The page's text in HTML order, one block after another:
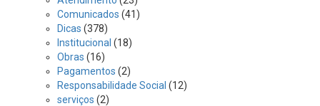
Comunicados (41)
Dicas (378)
Institucional (18)
Obras (16)
Pagamentos (2)
Responsabilidade Social (12)
serviços (2)